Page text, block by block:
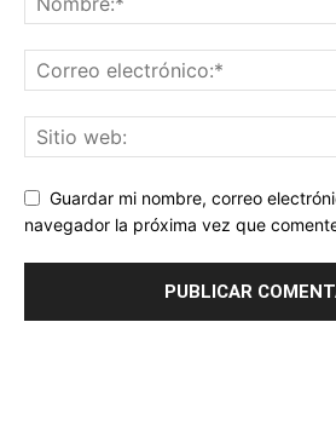
Guardar mi nombre, correo
navegador la próxima vez que